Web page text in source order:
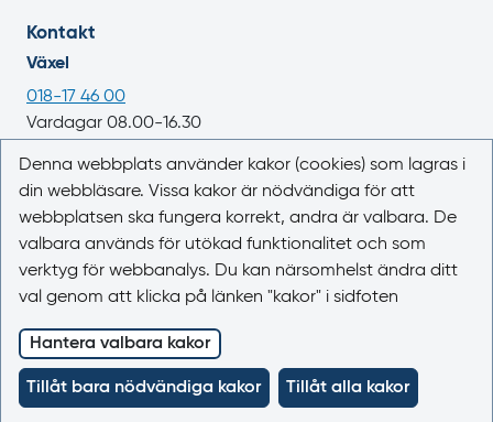
Kontakt
Växel
018-17 46 00
Vardagar 08.00-16.30
E-post
registrator@lakemedelsverket.se
Om webbplatsen
Om Läkemedelsboken
Kontakta oss
Kakor (cookies)
Tillgänglighet
Denna webbplats använder kakor (cookies) som lagras i
din webbläsare. Vissa kakor är nödvändiga för att
webbplatsen ska fungera korrekt, andra är valbara. De
valbara används för utökad funktionalitet och som
verktyg för webbanalys. Du kan närsomhelst ändra ditt
val genom att klicka på länken "kakor" i sidfoten
Hantera valbara kakor
Tillåt bara nödvändiga kakor Tillåt alla kakor